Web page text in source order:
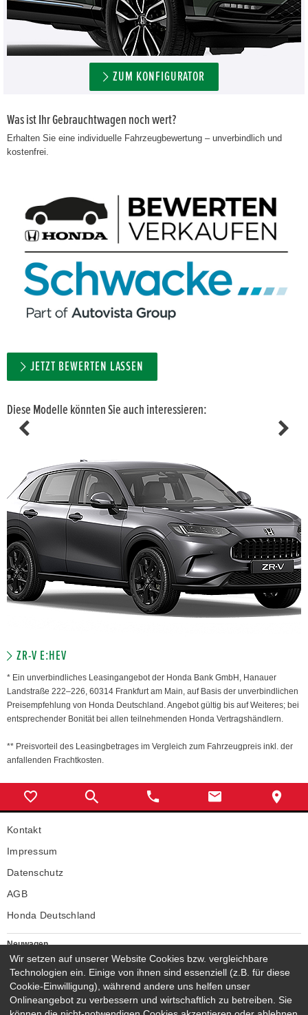
ZUM KONFIGURATOR
Was ist Ihr Gebrauchtwagen noch wert?
Erhalten Sie eine individuelle Fahrzeugbewertung – unverbindlich und
kostenfrei.
JETZT BEWERTEN LASSEN
Diese Modelle könnten Sie auch interessieren:
ZR-V E:HEV
* Ein unverbindliches Leasingangebot der Honda Bank GmbH, Hanauer
Landstraße 222–226, 60314 Frankfurt am Main, auf Basis der unverbindlichen
Preisempfehlung von Honda Deutschland. Angebot gültig bis auf Weiteres; bei
entsprechender Bonität bei allen teilnehmenden Honda Vertragshändlern.
** Preisvorteil des Leasingbetrages im Vergleich zum Fahrzeugpreis inkl. der
anfallenden Frachtkosten.
Kontakt
Impressum
Datenschutz
AGB
Honda Deutschland
Neuwagen
Honda Neuwagen
Gebrauchtwagen
Honda Gebrauchtwagen
Honda Vorführwagen
Wir setzen auf unserer Website Cookies bzw. vergleichbare
Technologien ein. Einige von ihnen sind essenziell (z.B. für diese
Cookie-Einwilligung), während andere uns helfen unser
Onlineangebot zu verbessern und wirtschaftlich zu betreiben. Sie